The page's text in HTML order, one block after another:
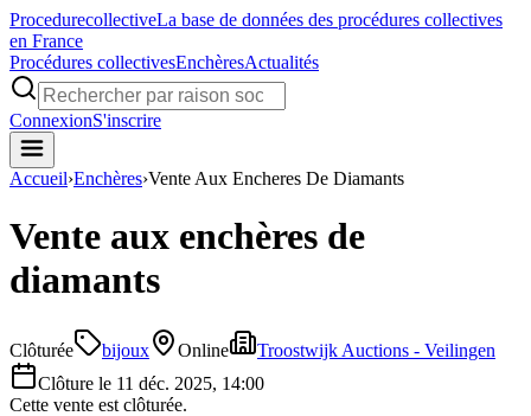
ProcedurecollectiveLa base de données des procédures collectives
en France
Procédures collectivesEnchèresActualités
ConnexionS'inscrire
Accueil›Enchères›Vente Aux Encheres De Diamants
Vente aux enchères de
diamants
Clôturée bijoux Online
Troostwijk Auctions - Veilingen
Clôture le 11 déc. 2025, 14:00
Cette vente est clôturée.